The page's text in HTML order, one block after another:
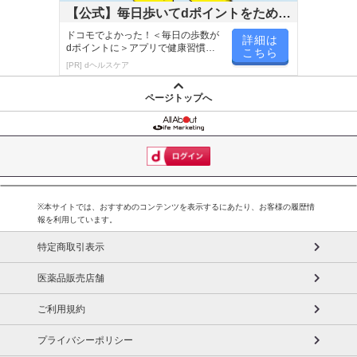
【公式】毎日歩いてdポイントをためよ
う！
ドコモでよかった！＜毎日の歩数が
dポイントに＞アプリで健康習慣が
楽しく続く！
[PR] dヘルスケア
詳細は
こちら
ページトップへ
※本サイトでは、おすすめのコンテンツを表示するにあたり、お客様の履歴情
報を利用しています。
特定商取引表示
医薬品販売店舗
ご利用規約
プライバシーポリシー